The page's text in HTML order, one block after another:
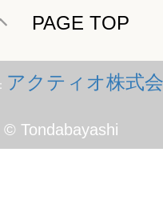
PAGE TOP
アクティオ株式
© Tondabayashi